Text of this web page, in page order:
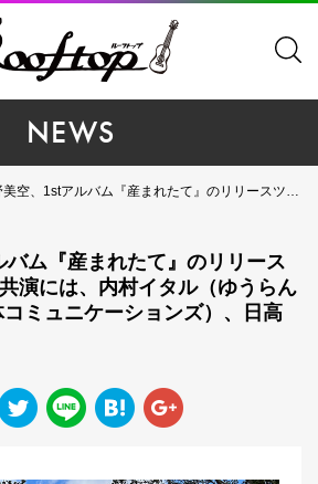
NEWS
アルバム『産まれたて』のリリースツアー詳細解禁。共演には、内村イタル（ゆうらん船）、paya（幽体コミュニケーションズ）、日高晴野ら
ム『産まれたて』のリリース
演には、内村イタル（ゆうらん
ミュニケーションズ）、日高